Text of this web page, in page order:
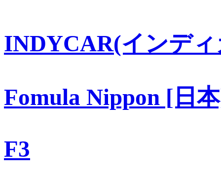
INDYCAR(インデ
Fomula Nippon [日
F3